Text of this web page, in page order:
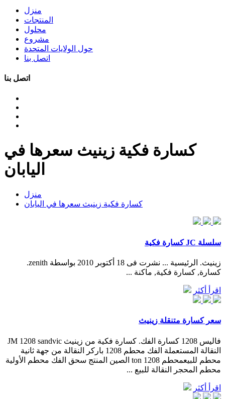
منزل
المنتجات
محلول
مشروع
حول الولايات المتحدة
اتصل بنا
اتصل بنا
كسارة فكية زينيث سعرها في
اليابان
منزل
كسارة فكية زينيث سعرها في اليابان
سلسلة JC كسارة فكية
زينيث. الرئيسية ... نشرت فى 18 أكتوبر 2010 بواسطة zenith.
كسارة, كسارة فكية, ماكنة ...
اقرأ أكثر
سعر كسارة متنقلة زينيث
فاليس 1208 كسارة الفك. كسارة فكية من زينيث JM 1208 sandvic
النقالة المستعملة الفك محطم 1208 باركر النقالة من جهة ثانية
محطم للبيعمحطم 1208 ton الصين المنتج سحق الفك محطم الأولية
محطم المحجر النقالة للبيع ...
اقرأ أكثر